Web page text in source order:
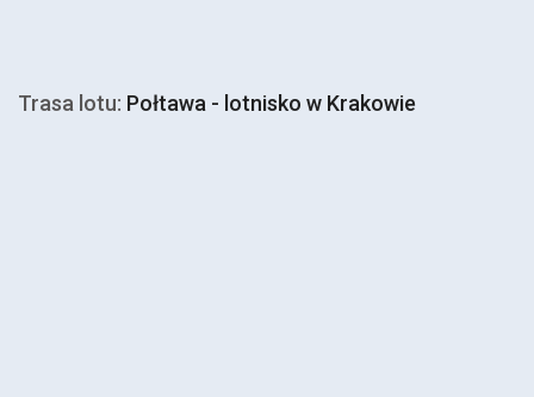
Trasa lotu: Połtawa - lotnisko w Krakowie